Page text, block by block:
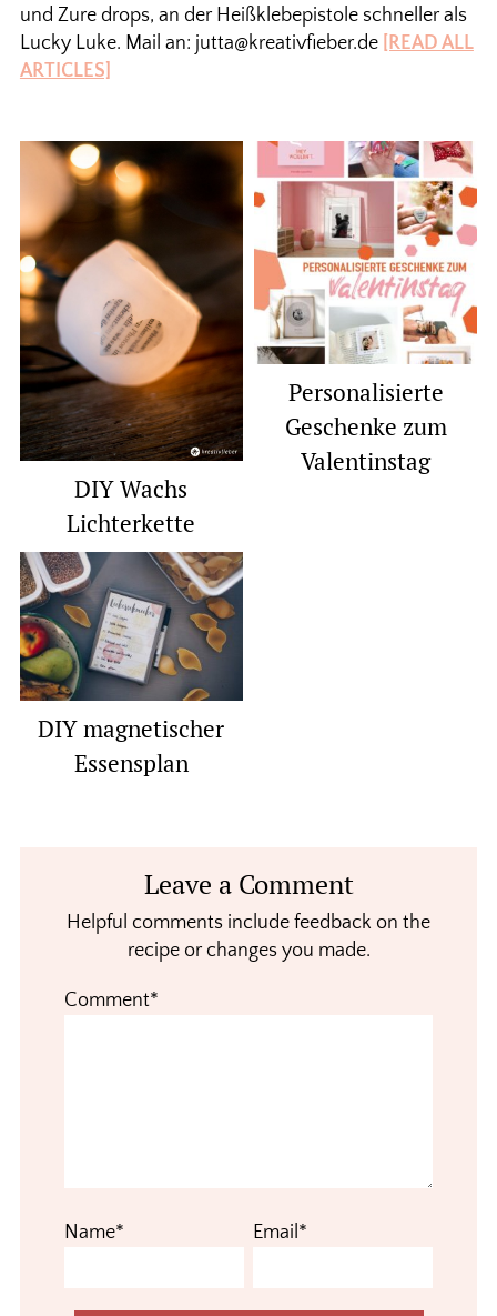
und Zure drops, an der Heißklebepistole schneller als
Lucky Luke. Mail an: jutta@kreativfieber.de [READ ALL
ARTICLES]
DIY Wachs
Lichterkette
Personalisierte
Geschenke zum
Valentinstag
DIY magnetischer
Essensplan
InteractionsLeave a Comment
Helpful comments include feedback on the
recipe or changes you made.
Comment*
Name* Email*